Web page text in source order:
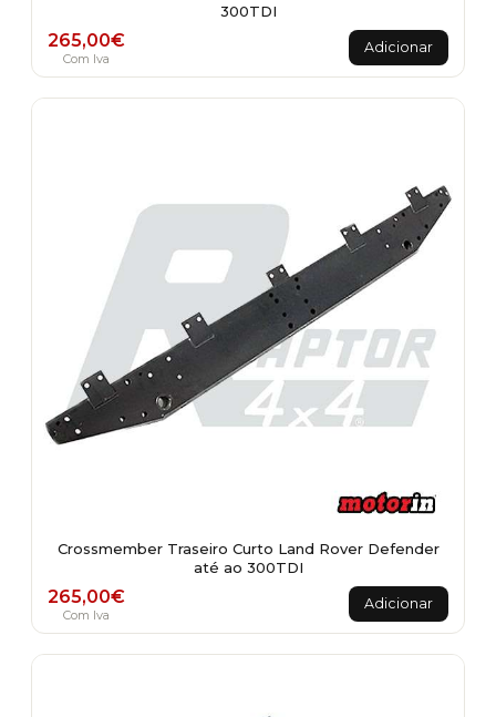
300TDI
265,00€
Com Iva
Adicionar
Crossmember Traseiro Curto Land Rover Defender
até ao 300TDI
265,00€
Com Iva
Adicionar